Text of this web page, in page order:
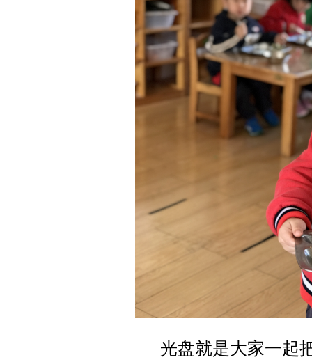
光盘就是大家一起